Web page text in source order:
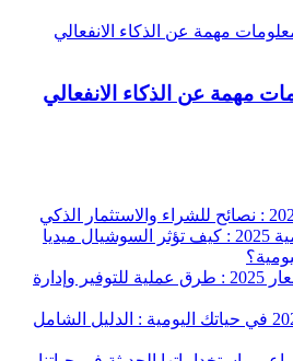
مهمة عن الذكاء الانفعالي
الصحة النفسية الرقمية 2025 : كيف تؤثر السوشيال ميديا
الاقتصاد وارتفاع الأسعار 2025 : طرق عملية للتوفير وإدارة
الذكاء الاصطناعي 2025 في حياتك اليومية : الدليل الشامل